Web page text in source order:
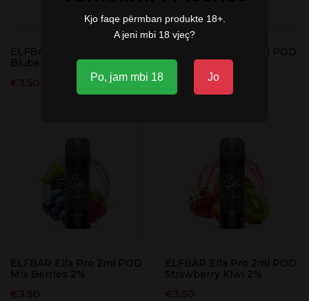
ELFBAR Elfa Pro 2ml POD
Bluberry 2% 40kom
€ 3.50
ELFBAR Elfa Pro 2ml POD
Blue Razz Lem. 2%
ELFBAR Elfa Pro 2ml POD
Mix Berries 2%
€ 3.50
ELFBAR Elfa Pro 2ml POD
Strawberry Kiwi 2%
€ 3.50
Kjo faqe përmban produkte 18+.
A jeni mbi 18 vjeç?
Po, jam mbi 18 Jo